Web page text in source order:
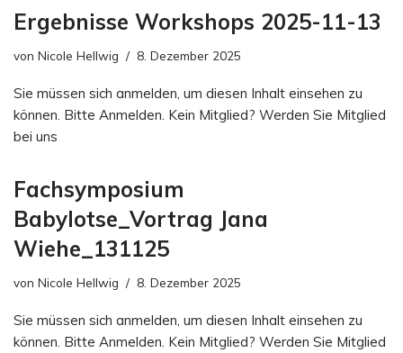
Ergebnisse Workshops 2025-11-13
von Nicole Hellwig 8. Dezember 2025
Sie müssen sich anmelden, um diesen Inhalt einsehen zu
können. Bitte Anmelden. Kein Mitglied? Werden Sie Mitglied
bei uns
Fachsymposium
Babylotse_Vortrag Jana
Wiehe_131125
von Nicole Hellwig 8. Dezember 2025
Sie müssen sich anmelden, um diesen Inhalt einsehen zu
können. Bitte Anmelden. Kein Mitglied? Werden Sie Mitglied